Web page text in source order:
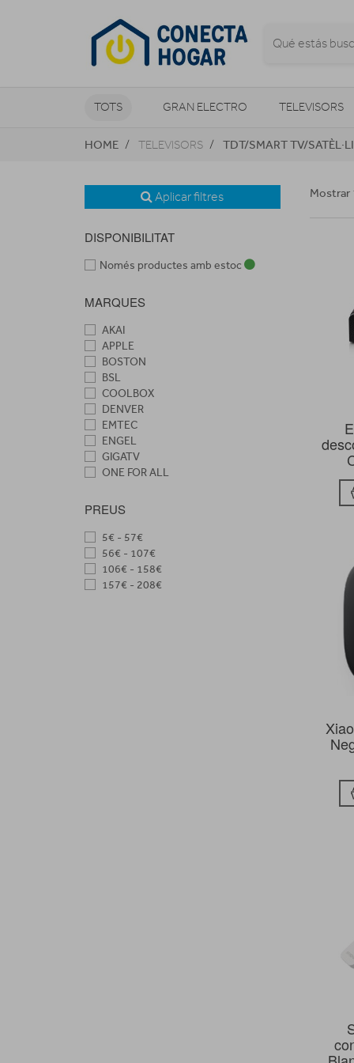
TOTS GRAN ELECTRO TELEVISORS
CLIMATITZACIÓ I CALEFACCIÓ
HOME TELEVISORS TDT/SMART TV/
Aplicar filtres
DISPONIBILITAT
Només productes amb estoc
MARQUES
AKAI
APPLE
BOSTON
BSL
COOLBOX
DENVER
EMTEC
ENGEL
GIGATV
ONE FOR ALL
STRONG
XIAOMI
YOUIN
PREUS
5€ - 57€
56€ - 107€
106€ - 158€
157€ - 208€
Mostrar